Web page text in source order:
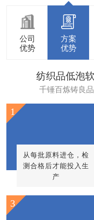
公司
优势
方案
优势
纺织品低泡
千锤百炼铸良
从每批原料进仓，检
测合格后才能投入生
产
1
3